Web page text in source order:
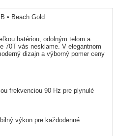
• Beach Gold
batériou, odolným telom a
70T vás nesklame. V elegantnom
dizajn a výborný pomer ceny
frekvenciou 90 Hz pre plynulé
výkon pre každodenné